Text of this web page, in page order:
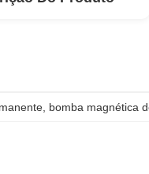
bomba magnética